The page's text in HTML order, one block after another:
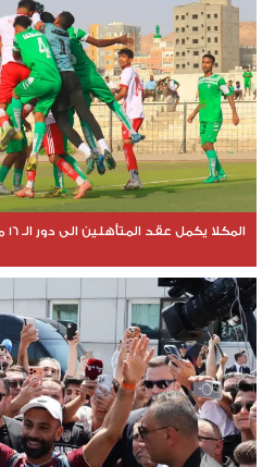
المكلا يكمل عقد المتأهلين الى دور الـ 16 من بطولة كأس الجمهورية